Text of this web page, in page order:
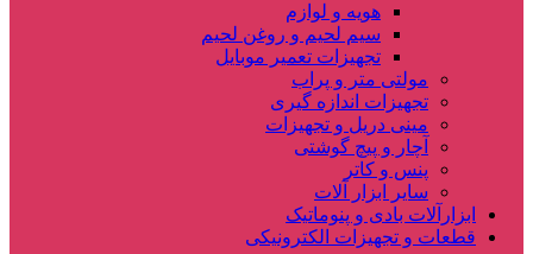
هویه و لوازم
سیم لحیم و روغن لحیم
تجهیزات تعمیر موبایل
مولتی متر و پراب
تجهیزات اندازه گیری
مینی دریل و تجهیزات
آچار و پیچ گوشتی
پنس و کاتر
سایر ابزار آلات
ابزارآلات بادی و پنوماتیک
قطعات و تجهیزات الکترونیکی